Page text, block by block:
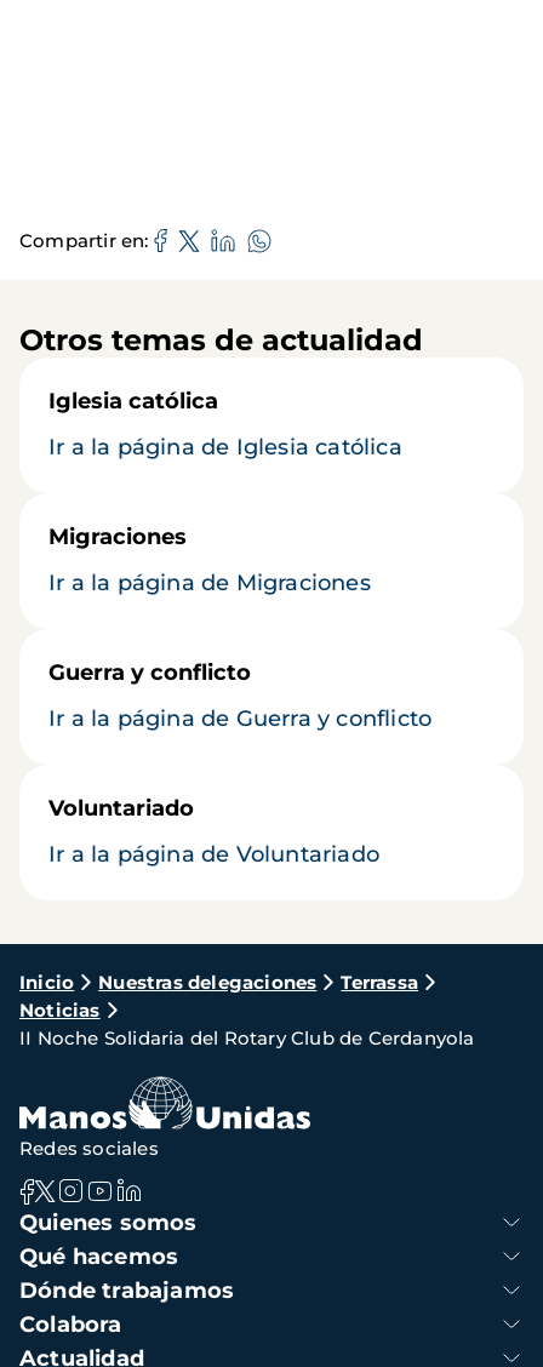
Compartir en
Otros temas de actualidad
Iglesia católica
Ir a la página de Iglesia católica
Migraciones
Ir a la página de Migraciones
Guerra y conflicto
Ir a la página de Guerra y conflicto
Voluntariado
Ir a la página de Voluntariado
Ruta
de
navegación
Inicio Nuestras delegaciones
Terrassa
Noticias
II Noche Solidaria del Rotary Club de Cerdanyola
Navegación
principal
Quienes somos
Qué hacemos
Dónde trabajamos
Colabora
Actualidad
Redes sociales